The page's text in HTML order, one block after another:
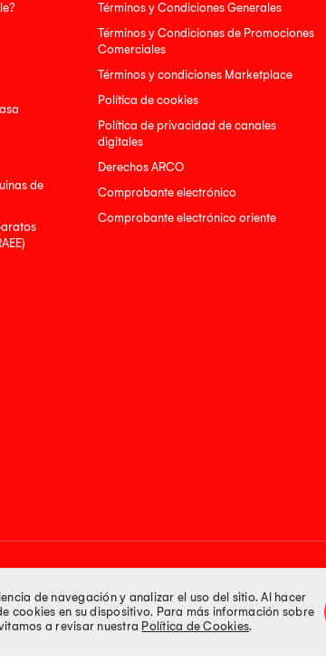
de
Términos y Condiciones Generales
Términos y Condiciones de Promociones
Comerciales
Términos y condiciones Marketplace
Política de cookies
Política de privacidad de canales
digitales
Derechos ARCO
Comprobante electrónico
Comprobante electrónico oriente
Medios de pago
de navegación y analizar el uso del sitio. Al hacer
cookies en su dispositivo. Para más información sobre
a revisar nuestra Política de Cookies.